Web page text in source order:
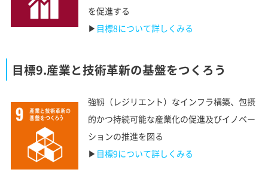
を促進する
▶︎ 目標8について詳しくみる
目標9.産業と技術革新の基盤をつくろう
強靱（レジリエント）なインフラ構築、包摂
的かつ持続可能な産業化の促進及びイノベー
ションの推進を図る
▶︎ 目標9について詳しくみる